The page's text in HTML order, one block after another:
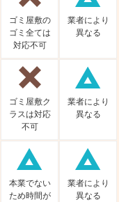
ゴミ屋敷の
ゴミ全ては
対応不可
業者により
異なる
ゴミ屋敷ク
ラスは対応
不可
業者により
異なる
本業でない
ため時間が
業者により
異なる